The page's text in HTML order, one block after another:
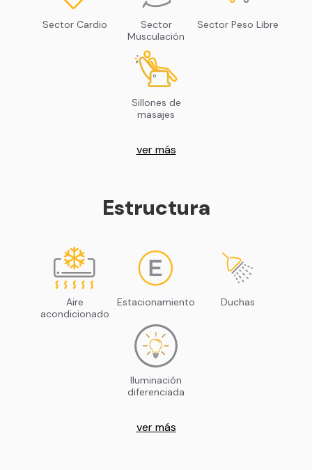
Sector Cardio
Sector
Musculación
Sector Peso Libre
Sillones de
masajes
ver más
Estructura
Aire
acondicionado
Estacionamiento Duchas
Iluminación
diferenciada
ver más